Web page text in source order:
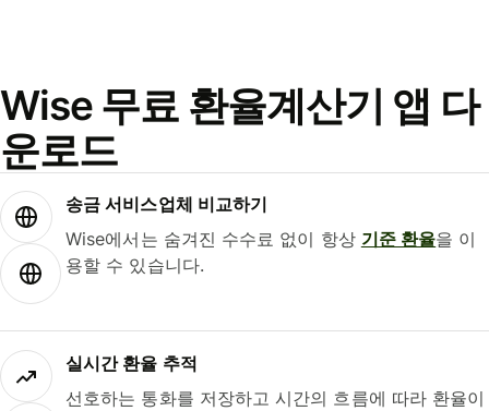
Wise 무료 환율계산기 앱 다
운로드
송금 서비스업체 비교하기
Wise에서는 숨겨진 수수료 없이 항상 기준 환율을 이
용할 수 있습니다.
실시간 환율 추적
선호하는 통화를 저장하고 시간의 흐름에 따라 환율이